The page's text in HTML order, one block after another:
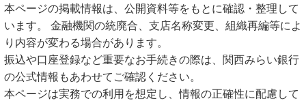
本ページの掲載情報は、公開資料等をもとに確認・整理して
います。 金融機関の統廃合、支店名称変更、組織再編等によ
り内容が変わる場合があります。
振込や口座登録など重要なお手続きの際は、関西みらい銀行
の公式情報もあわせてご確認ください。
本ページは実務での利用を想定し、情報の正確性に配慮して